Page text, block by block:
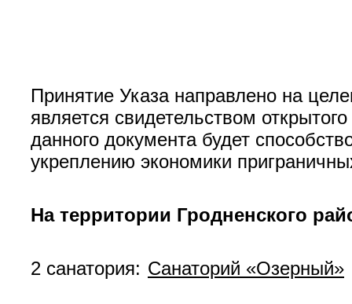
Принятие Указа направлено на
является свидетельством
данного документа будет
укреплению экономики
На территории Гродненского
2 санатория: Санаторий «Озерный»